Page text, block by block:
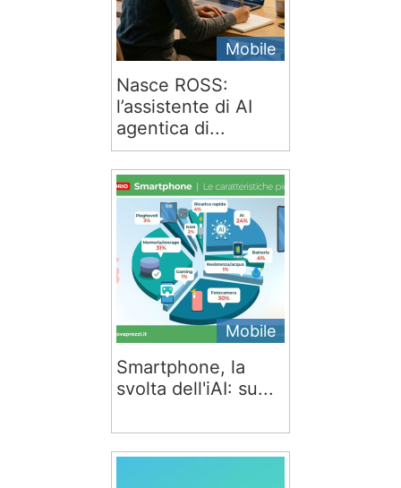
Mobile
Nasce ROSS:
l’assistente di AI
agentica di...
Mobile
Smartphone, la
svolta dell'iAI: su...